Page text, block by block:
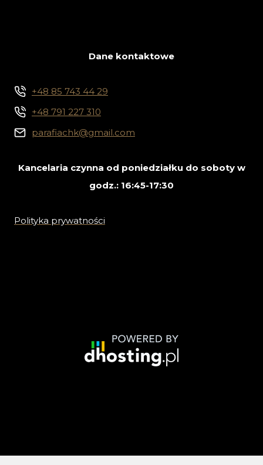
Dane kontaktowe
+48 85 743 44 29
+48 791 227 310
parafiachk@gmail.com
Kancelaria czynna od poniedziałku do soboty w
godz.: 16:45-17:30
Polityka prywatności